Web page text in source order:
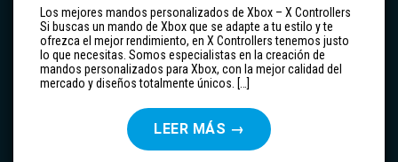
Los mejores mandos personalizados de Xbox – X Controllers
Si buscas un mando de Xbox que se adapte a tu estilo y te
ofrezca el mejor rendimiento, en X Controllers tenemos justo
lo que necesitas. Somos especialistas en la creación de
mandos personalizados para Xbox, con la mejor calidad del
mercado y diseños totalmente únicos. […]
LEER MÁS →